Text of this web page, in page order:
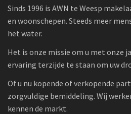
Sinds 1996 is AWN te Weesp
en woonschepen. Steeds meer
het water.
Het is onze missie om u met onze
ervaring terzijde te staan om uw
Of u nu kopende of verkopende
zorgvuldige bemiddeling. Wij
kennen de markt.